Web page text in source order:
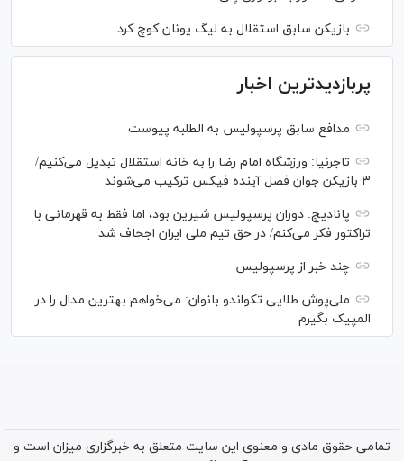
بازیکن سابق استقلال به لیگ یونان کوچ کرد
پربازدیدترین اخبار
مدافع سابق پرسپولیس به الطلبه پیوست
تاجرنیا: ورزشگاه امام رضا را به خانه استقلال تبدیل می‌کنیم/
۳ بازیکن جوان فصل آینده فیکس ترکیب می‌شوند
پانادیچ: دوران پرسپولیس شیرین بود، اما فقط به قهرمانی با
تراکتور فکر می‌کنم/ در حق تیم ملی ایران اجحاف شد
چند خبر از پرسپولیس
ملی‌پوش‌ طلایی تکواندو بانوان: می‌خواهم بهترین مدال را در
المپیک بگیرم
تمامی حقوق مادی و معنوی این سایت متعلق به خبرگزاری میزان است و